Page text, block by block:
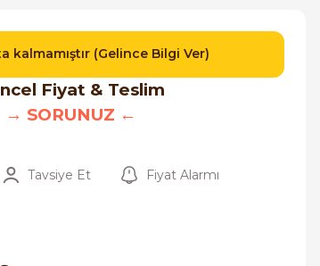
kalmamıştır (Gelince Bilgi Ver)
Fiyat & Teslim
→ SORUNUZ ←
Tavsiye Et Fiyat Alarmı